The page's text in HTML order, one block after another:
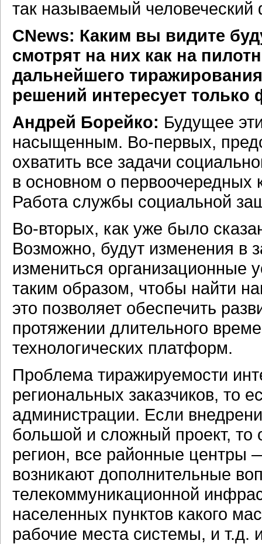
так называемый человеческий
CNews: Каким вы видите
смотрят на них как на
дальнейшего
решений интересует только
Андрей Борейко: Будущее
насыщенным. Во-первых,
охватить все задачи
в основном о первоочередных
Работа службы социальной
Во-вторых, как уже было
Возможно, будут изменения в
измениться организационные
таким образом, чтобы найти
это позволяет обеспечить
протяжении длительного
технологических платформ.
Проблема тиражируемости
региональных заказчиков, то
администрации. Если
большой и сложный проект, то
регион, все районные
возникают дополнительные
телекоммуникационной
населенных пунктов какого
рабочие места системы, и т.д.